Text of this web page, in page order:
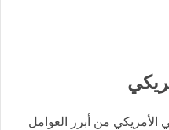
الأمريكي من أبرز العوامل